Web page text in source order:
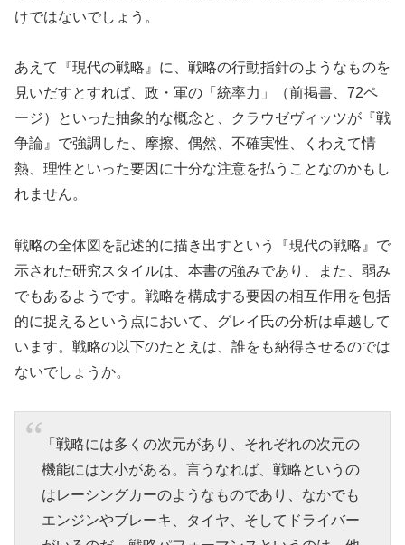
けではないでしょう。
あえて『現代の戦略』に、戦略の行動指針のようなものを
見いだすとすれば、政・軍の「統率力」（前掲書、72ペ
ージ）といった抽象的な概念と、クラウゼヴィッツが『戦
争論』で強調した、摩擦、偶然、不確実性、くわえて情
熱、理性といった要因に十分な注意を払うことなのかもし
れません。
戦略の全体図を記述的に描き出すという『現代の戦略』で
示された研究スタイルは、本書の強みであり、また、弱み
でもあるようです。戦略を構成する要因の相互作用を包括
的に捉えるという点において、グレイ氏の分析は卓越して
います。戦略の以下のたとえは、誰をも納得させるのでは
ないでしょうか。
「戦略には多くの次元があり、それぞれの次元の
機能には大小がある。言うなれば、戦略というの
はレーシングカーのようなものであり、なかでも
エンジンやブレーキ、タイヤ、そしてドライバー